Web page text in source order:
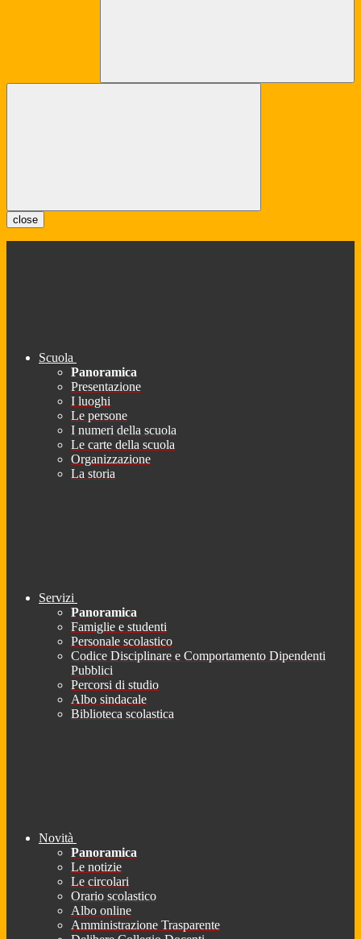
close
Scuola
Panoramica
Presentazione
I luoghi
Le persone
I numeri della scuola
Le carte della scuola
Organizzazione
La storia
Servizi
Panoramica
Famiglie e studenti
Personale scolastico
Codice Disciplinare e Comportamento Dipendenti
Pubblici
Percorsi di studio
Albo sindacale
Biblioteca scolastica
Novità
Panoramica
Le notizie
Le circolari
Orario scolastico
Albo online
Amministrazione Trasparente